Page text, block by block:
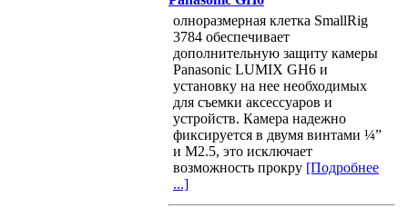
олноразмерная клетка SmallRig
3784 обеспечивает
дополнительную защиту камеры
Panasonic LUMIX GH6 и
установку на нее необходимых
для съемки аксессуаров и
устройств. Камера надежно
фиксируется в двумя винтами ¼”
и М2.5, это исключает
возможность прокру [Подробнее
...]